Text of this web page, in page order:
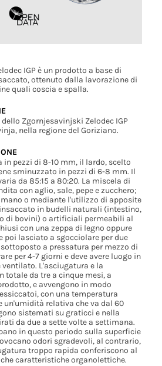
IGP è un prodotto a base di
ottenuto dalla lavorazione di
quali coscia e spalla.
Zgornjesavinjski Zelodec IGP
nella regione del Goriziano.
in pezzi di 8-10 mm, il lardo, scelto
sminuzzato in pezzi di 6-8 mm. Il
da 85:15 a 80:20. La miscela di
con aglio, sale, pepe e zucchero;
o mediante l'utilizzo di apposite
in budelli naturali (intestino,
di bovini) o artificiali permeabili al
con una zeppa di legno oppure
poi lasciato a sgocciolare per due
a pressatura per mezzo di
per 4-7 giorni e deve avere luogo in
L'asciugatura e la
totale da tre a cinque mesi, a
e avvengono in modo
con una temperatura
un'umidità relativa che va dal 60
sistemati su graticci e nella
da due a sette volte a settimana.
in questo periodo sulla superficie
odori sgradevoli, al contrario,
troppo rapida conferiscono al
caratteristiche organolettiche.